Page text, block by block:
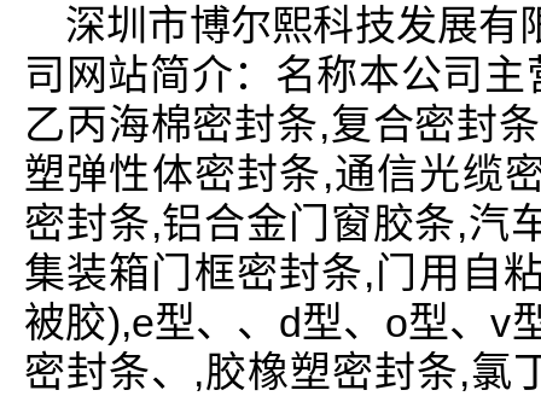
深圳市博尔熙科技发展有
司网站简介：名称本公司
乙丙海棉密封条,复合密封
塑弹性体密封条,通信光缆
密封条,铝合金门窗胶条,汽
集装箱门框密封条,门用自
被胶),e型、、d型、o型、v
密封条、,胶橡塑密封条,氯